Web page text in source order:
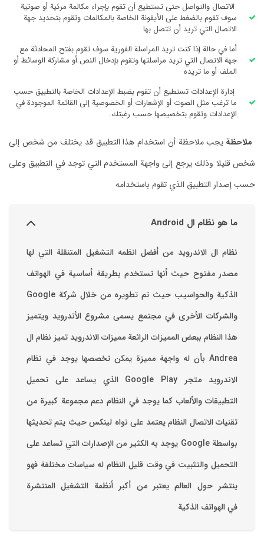
الاتصال والتواصل حتى تستطيع أن تقوم بإجراء مكالمة مرئية أو صوتية
سوف تقوم بالضغط على الأيقونة الخاصة بالمكالمات وتقوم بتحديد جهة
الاتصال التي تريد أن تتصل بها
أما في حالة إذا كنت تريد المراسلة الفورية سوف تقوم بفتح المحادثة مع
جهة الاتصال التي تريد مراسلتها وتقوم بإدخال النص أو مشاركة الوسائط أو
الملف أو ما تريده
إدارة الإعدادات تستطيع أن تقوم بضبط الإعدادات الخاصة بالتطبيق حسب
ما ترغب مثل الصوت أو الإشعارات أو الخصوصية إلى القائمة الموجودة في
الإعدادات وتقوم بتخصيصها حسب رغبتك.
ملاحظة يجب ملاحظة أن استخدام هذا التطبيق قد يختلف من شخص إلى
شخص قليلا وذلك يرجع إلى واجهة المستخدم التي توجد في التطبيق وعلى
حسب إصدار التطبيق الذي تقوم باستخدامه
ما هو نظام ال Android
نظام ال الاندرويد من أفضل انظمه التشغيل المتنقلة التي لها
مصدر مفتوح حيث أنها تستخدم بطريقة أساسية في الهواتف
والشركات الأخرى في مجتمع يسمى مشروع الأندرويد ويتميز
هذا النظام ببعض المميزات الرائعة ‏مميزات الاندرويد ‏تميز نظام ال
Andrea بأن له واجهة مميزة يمكن تخصصها ‏يوجد في نظام
الاندرويد متجر Google Play الذي يساعد على تحميل
التطبيقات والألعاب ‏كما يوجد في النظام دعم مجموعة كبيرة من
تقنيات الاتصال ‏النظام يعتمد على نواه لينكس حيث يتم تحديثها
بواسطة ‫Google‬ ‏يوجد به الكثير من الإصدارات التي تساعد على
التحميل والتثبيت في وقت قليل ‏النظام له سياسات مختلفة فهو
ينتشر حول العالم يعتبر من أكبر أنظمة التشغيل المنتشرة
في الهواتف الذكية